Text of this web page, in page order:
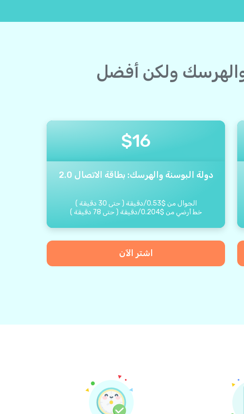
والهرسك ولكن أفضل
$16
دولة البوسنة والهرسك: بطاقة الاتصال 2.0
الجوال من $
0.53
/دقيقة ( حتى 30 دقيقة )
خط أرضي من $
0.204
/دقيقة ( حتى 78 دقيقة )
اشتر الآن